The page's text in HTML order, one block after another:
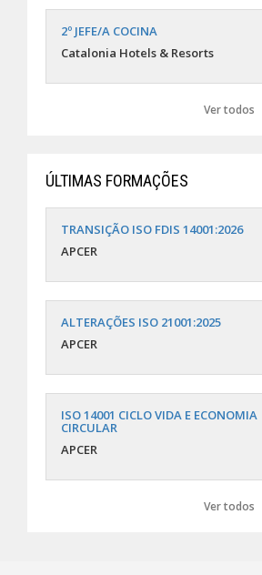
2º JEFE/A COCINA
Catalonia Hotels & Resorts
Ver todos
ÚLTIMAS FORMAÇÕES
TRANSIÇÃO ISO FDIS 14001:2026
APCER
ALTERAÇÕES ISO 21001:2025
APCER
ISO 14001 CICLO VIDA E ECONOMIA
CIRCULAR
APCER
Ver todos